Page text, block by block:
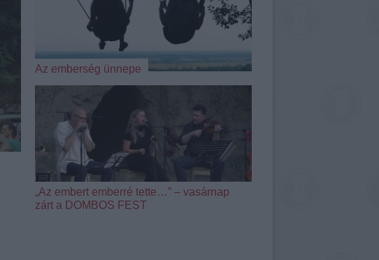
Az emberség ünnepe
„Az embert emberré tette…” – vasárnap
zárt a DOMBOS FEST